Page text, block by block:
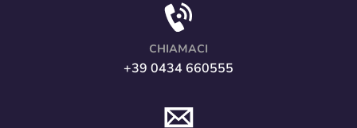
CHIAMACI
+39 0434 660555